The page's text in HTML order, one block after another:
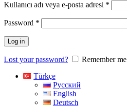
Kullanıcı adı veya e-posta adresi *
Password *
Log in
Lost your password?
Remember me
Türkçe
Русский
English
Deutsch